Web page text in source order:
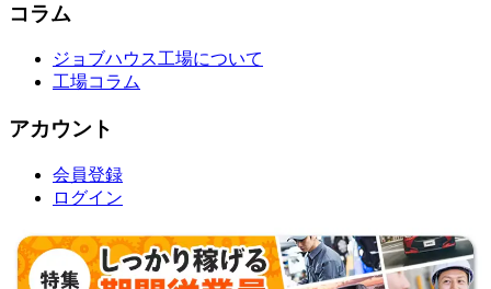
コラム
ジョブハウス工場について
工場コラム
アカウント
会員登録
ログイン